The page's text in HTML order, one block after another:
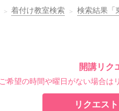
着付け教室検索 検索結果「
開講リク
ご希望の時間や曜日がない場合は
リクエス